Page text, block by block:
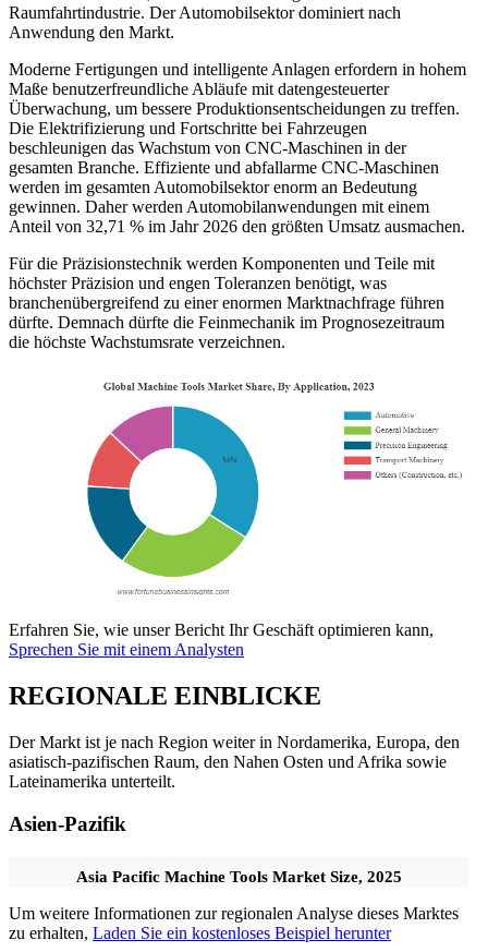
Raumfahrtindustrie. Der Automobilsektor dominiert nach
Anwendung den Markt.
Moderne Fertigungen und intelligente Anlagen erfordern in hohem
Maße benutzerfreundliche Abläufe mit datengesteuerter
Überwachung, um bessere Produktionsentscheidungen zu treffen.
Die Elektrifizierung und Fortschritte bei Fahrzeugen
beschleunigen das Wachstum von CNC-Maschinen in der
gesamten Branche. Effiziente und abfallarme CNC-Maschinen
werden im gesamten Automobilsektor enorm an Bedeutung
gewinnen. Daher werden Automobilanwendungen mit einem
Anteil von 32,71 % im Jahr 2026 den größten Umsatz ausmachen.
Für die Präzisionstechnik werden Komponenten und Teile mit
höchster Präzision und engen Toleranzen benötigt, was
branchenübergreifend zu einer enormen Marktnachfrage führen
dürfte. Demnach dürfte die Feinmechanik im Prognosezeitraum
die höchste Wachstumsrate verzeichnen.
Erfahren Sie, wie unser Bericht Ihr Geschäft optimieren kann,
Sprechen Sie mit einem Analysten
REGIONALE EINBLICKE
Der Markt ist je nach Region weiter in Nordamerika, Europa, den
asiatisch-pazifischen Raum, den Nahen Osten und Afrika sowie
Lateinamerika unterteilt.
Asien-Pazifik
Asia Pacific Machine Tools Market Size, 2025
Um weitere Informationen zur regionalen Analyse dieses Marktes
zu erhalten, Laden Sie ein kostenloses Beispiel herunter